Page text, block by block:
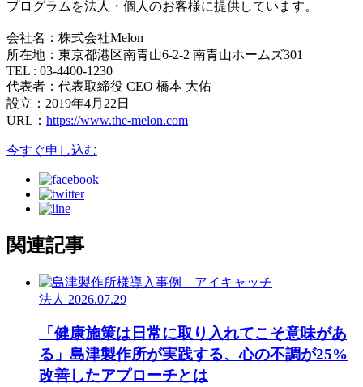
プログラムを法人・個人のお客様に提供しています。
会社名：株式会社Melon
所在地：東京都港区南青山6-2-2 南青山ホームズ301
TEL : 03-4400-1230
代表者：代表取締役 CEO 橋本 大佑
設立：2019年4月22日
URL： https://www.the-melon.com
今すぐ申し込む
関連記事
法人 2026.07.29
「健康施策は日常に取り入れてこそ意味があ
る」島津製作所が実践する、心の不調が25%
改善したアプローチとは